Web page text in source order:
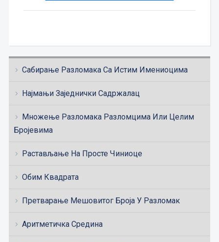
Сабирање Разломака Са Истим Имениоцима
Најмањи Заједнички Садржалац
Множење Разломака Разломцима Или Целим
Бројевима
Растављање На Просте Чиниоце
Обим Квадрата
Претварање Мешовитог Броја У Разломак
Аритметичка Средина